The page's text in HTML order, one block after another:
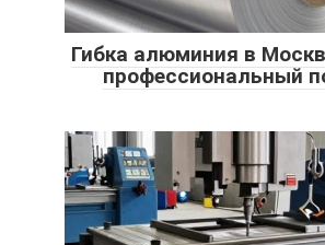
Гибка алюминия в
профессиональный